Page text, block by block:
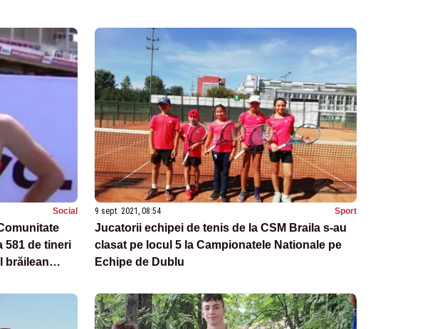
Social
581 de tineri
brăilean
9 sept. 2021, 08:54 Sport
Jucatorii echipei de tenis de la CSM Braila s-au
clasat pe locul 5 la Campionatele Nationale pe
Echipe de Dublu